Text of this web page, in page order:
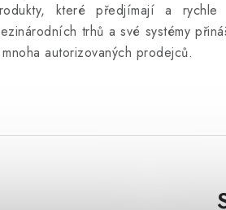
které předjímají a
trhů a své systémy
autorizovaných prodejců.